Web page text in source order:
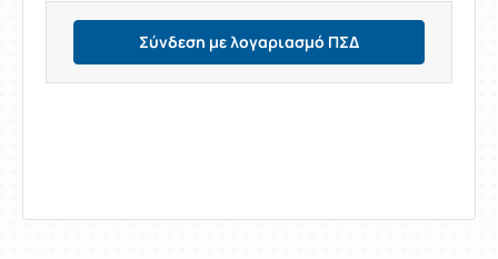
Σύνδεση με λογαριασμό ΠΣΔ